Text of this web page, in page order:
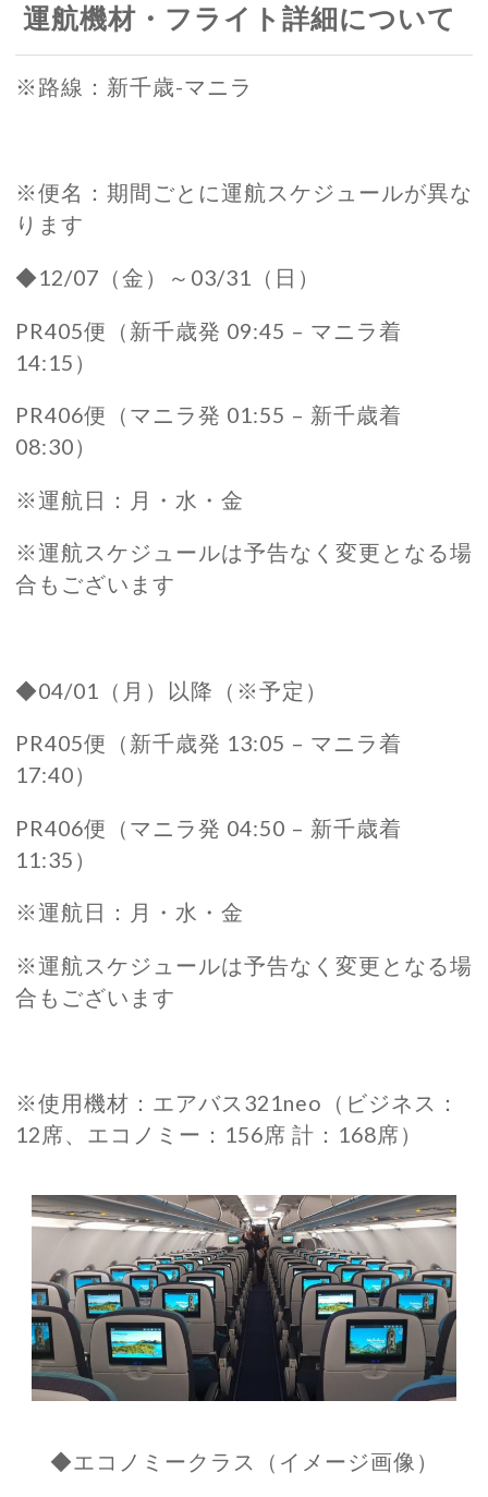
運航機材・フライト詳細について
※路線：新千歳-マニラ
※便名：期間ごとに運航スケジュールが異な
ります
◆12/07（金）～03/31（日）
PR405便（新千歳発 09:45 – マニラ着
14:15）
PR406便（マニラ発 01:55 – 新千歳着
08:30）
※運航日：月・水・金
※運航スケジュールは予告なく変更となる場
合もございます
◆04/01（月）以降（※予定）
PR405便（新千歳発 13:05 – マニラ着
17:40）
PR406便（マニラ発 04:50 – 新千歳着
11:35）
※運航日：月・水・金
※運航スケジュールは予告なく変更となる場
合もございます
※使用機材：エアバス321neo（ビジネス：
12席、エコノミー：156席 計：168席）
◆エコノミークラス（イメージ画像）